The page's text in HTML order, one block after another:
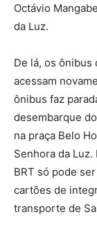
Octávio
da Luz.
De lá, os ônibus
acessam
ônibus faz
desembarque
na praça Belo
Senhora da
BRT só pode
cartões de
transporte de